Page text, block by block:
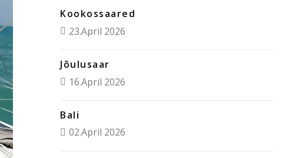
Kookossaared
23.April 2026
Jõulusaar
16.April 2026
Bali
02.April 2026